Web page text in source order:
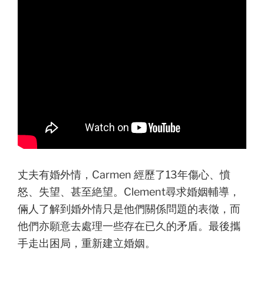
丈夫有婚外情，Carmen 經歷了13年傷心、憤
怒、失望、甚至絶望。Clement尋求婚姻輔導，
倆人了解到婚外情只是他們關係問題的表徵，而
他們亦願意去處理一些存在已久的矛盾。最後攜
手走出困局，重新建立婚姻。